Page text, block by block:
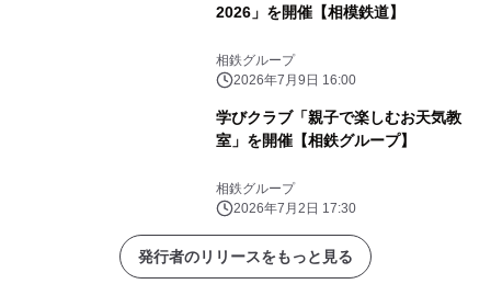
2026」を開催【相模鉄道】
相鉄グループ
2026年7月9日 16:00
学びクラブ「親子で楽しむお天気教
室」を開催【相鉄グループ】
相鉄グループ
2026年7月2日 17:30
発行者のリリースをもっと見る